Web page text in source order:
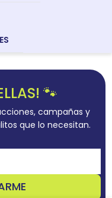
🐾
campañas y
que lo necesitan.